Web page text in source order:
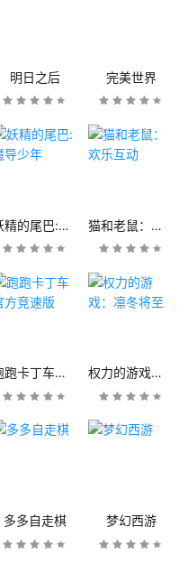
明日之后 完美世界
妖精的尾巴:魔导少年 猫和老鼠：欢乐互动
跑跑卡丁车官方竞速版 权力的游戏：凛冬将至
多多自走棋 梦幻西游